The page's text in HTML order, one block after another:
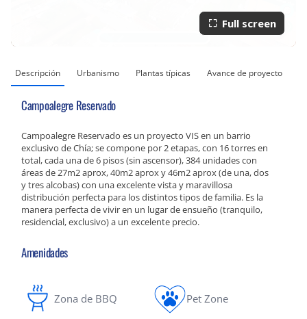
Full screen
Descripción Urbanismo Plantas típicas Avance de proyecto
Campoalegre Reservado
Campoalegre Reservado es un proyecto VIS en un barrio
exclusivo de Chía; se compone por 2 etapas, con 16 torres en
total, cada una de 6 pisos (sin ascensor), 384 unidades con
áreas de 27m2 aprox, 40m2 aprox y 46m2 aprox (de una, dos
y tres alcobas) con una excelente vista y maravillosa
distribución perfecta para los distintos tipos de familia. Es la
manera perfecta de vivir en un lugar de ensueño (tranquilo,
residencial, exclusivo) a un excelente precio.
Amenidades
Zona de BBQ Pet Zone